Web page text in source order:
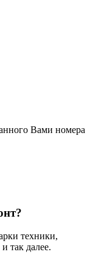
Вами номера
техники,
так далее.